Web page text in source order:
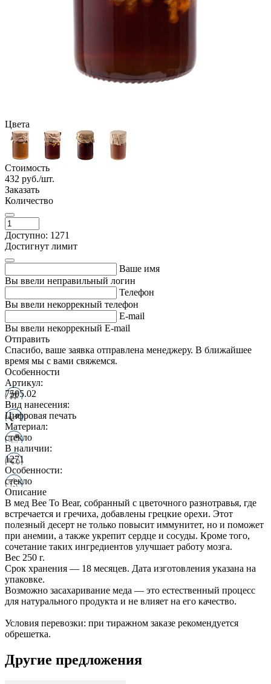
Цвета
Стоимость
432 руб./шт.
Заказать
Количество
Доступно: 1271
Достигнут лимит
Ваше имя
Вы ввели неправильный логин
Телефон
Вы ввели некоррекный телефон
E-mail
Вы ввели некоррекный E-mail
Отправить
Спасибо, ваше заявка отправлена менеджеру. В ближайшее
время мы с вами свяжемся.
Особенности
Артикул:
7505.02
Вид нанесения:
Цифровая печать
Материал:
стекло
В наличии:
1271
Особенности:
стекло
Описание
В мед Bee To Bear, собранный с цветочного разнотравья, где
встречается и гречиха, добавлены грецкие орехи. Этот
полезный десерт не только повысит иммунитет, но и поможет
при анемии, а также укрепит сердце и сосуды. Кроме того,
сочетание таких ингредиентов улучшает работу мозга.
Вес 250 г.
Срок хранения — 18 месяцев. Дата изготовления указана на
упаковке.
Возможно засахаривание меда — это естественный процесс
для натурального продукта и не влияет на его качество.
Условия перевозки: при тиражном заказе рекомендуется
обрешетка.
Другие предложения